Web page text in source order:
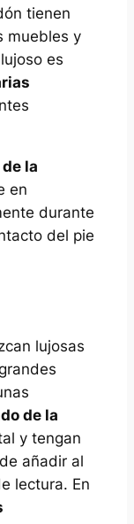
tienen
muebles y
es
la
en
durante
del pie
lujosas
de la
y tengan
añadir al
lectura. En